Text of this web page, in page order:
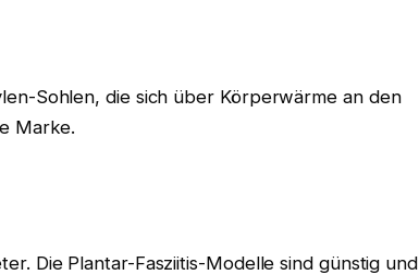
Sohlen, die sich über Körperwärme an den
Marke.
Die Plantar-Fasziitis-Modelle sind günstig und